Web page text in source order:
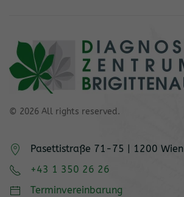
© 2026 All rights reserved.
Pasettistraße 71-75 | 1200 Wien
+43 1 350 26 26
Terminvereinbarung